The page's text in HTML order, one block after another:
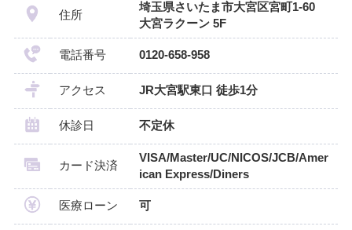
住所
埼玉県さいたま市大宮区宮町1-60
大宮ラクーン 5F
電話番号 0120-658-958
アクセス JR大宮駅東口 徒歩1分
休診日 不定休
カード決済
VISA/Master/UC/NICOS/JCB/Amer
ican Express/Diners
医療ローン 可